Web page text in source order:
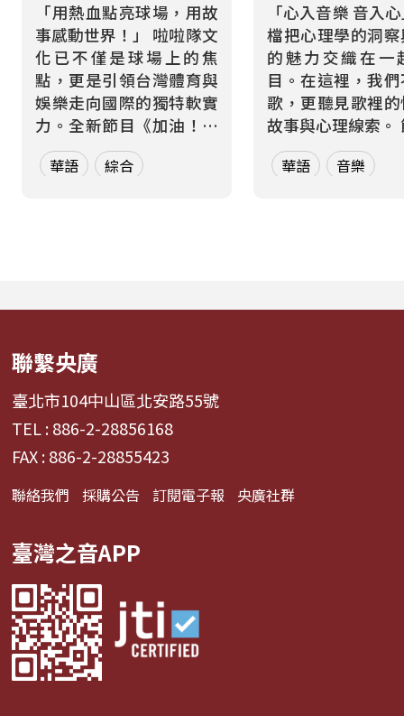
「用熱血點亮球場，用故
事感動世界！」 啦啦隊文
化已不僅是球場上的焦
點，更是引領台灣體育與
娛樂走向國際的獨特軟實
力。全新節目《加油！熱
血應援站》，由香港藝人
張啟樂與影視運動產業專
啦啦隊...
華語 綜合
「心入音樂 音入
檔把心理學的洞
的魅力交織在一
目。在這裡，我
歌，更聽見歌裡
故事與心理線索。 節目從
心理學的角度出
聽眾探索音樂如
舞、想流淚...
華語 音樂
聯繫央廣
臺北市104中山區北安路55號
TEL : 886-2-28856168
FAX : 886-2-28855423
聯絡我們 採購公告 訂閱電子報 央廣社群
臺灣之音APP